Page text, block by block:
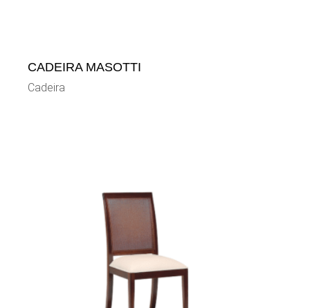
CADEIRA MASOTTI
Cadeira